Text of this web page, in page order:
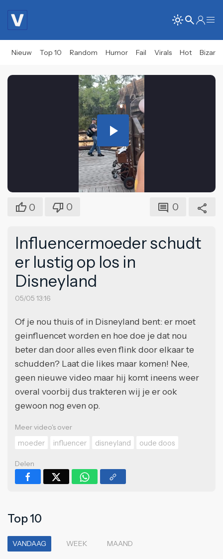
Nieuw Top 10 Random Humor Fail Virals Hot Bizar
Play
Video
0 0 0
Influencermoeder schudt
er lustig op los in
Disneyland
05/05 13:16
Of je nou thuis of in Disneyland bent: er moet
geinfluencet worden en hoe doe je dat nou
beter dan door alles even flink door elkaar te
schudden? Laat die likes maar komen! Nee,
geen nieuwe video maar hij komt ineens weer
overal voorbij dus trakteren wij je er ook
gewoon nog even op.
Meer video's over
moeder
influencer disneyland oude doos
Delen
Top 10
VANDAAG WEEK MAAND